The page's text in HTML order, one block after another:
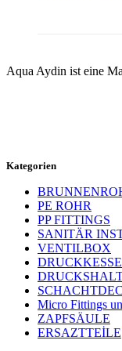
Aqua Aydin ist eine
Kategorien
PE ROHR
PP FITTINGS
SANITÄR
VENTILBOX
Micro Fittings
ZAPFSÄULE
ERSAZTTEİLE